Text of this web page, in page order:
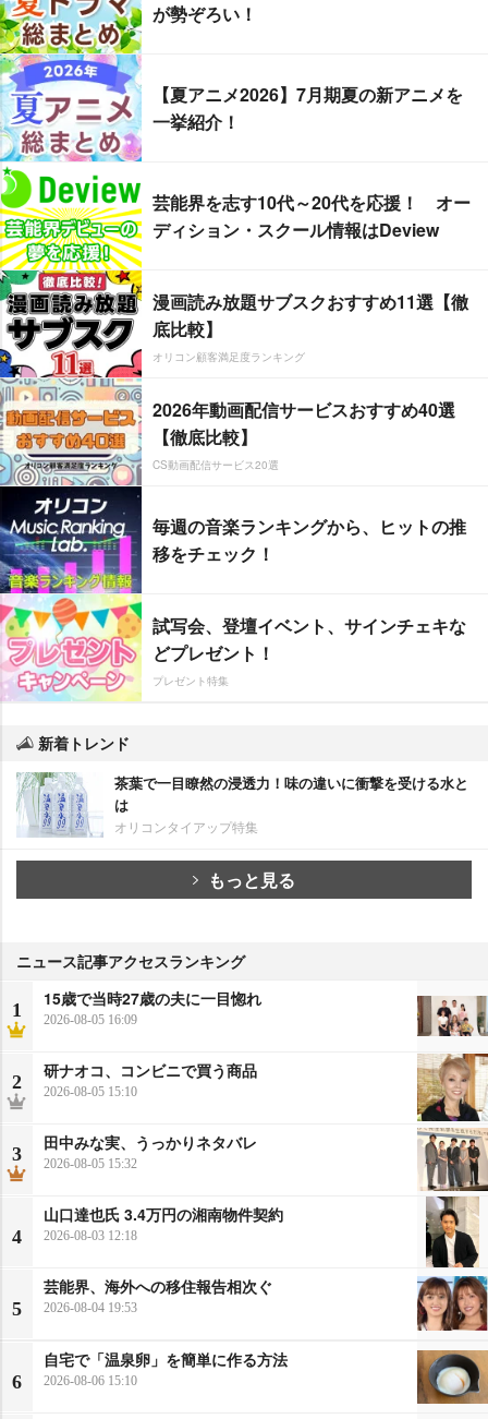
が勢ぞろい！
【夏アニメ2026】7月期夏の新アニメを
一挙紹介！
芸能界を志す10代～20代を応援！ オー
ディション・スクール情報はDeview
漫画読み放題サブスクおすすめ11選【徹
底比較】
オリコン顧客満足度ランキング
2026年動画配信サービスおすすめ40選
【徹底比較】
CS動画配信サービス20選
毎週の音楽ランキングから、ヒットの推
移をチェック！
試写会、登壇イベント、サインチェキな
どプレゼント！
プレゼント特集
新着トレンド
茶葉で一目瞭然の浸透力！味の違いに衝撃を受ける水と
は
オリコンタイアップ特集
もっと見る
ニュース記事アクセスランキング
1
15歳で当時27歳の夫に一目惚れ
2026-08-05 16:09
2
研ナオコ、コンビニで買う商品
2026-08-05 15:10
3
田中みな実、うっかりネタバレ
2026-08-05 15:32
4
山口達也氏 3.4万円の湘南物件契約
2026-08-03 12:18
5
芸能界、海外への移住報告相次ぐ
2026-08-04 19:53
6
自宅で「温泉卵」を簡単に作る方法
2026-08-06 15:10